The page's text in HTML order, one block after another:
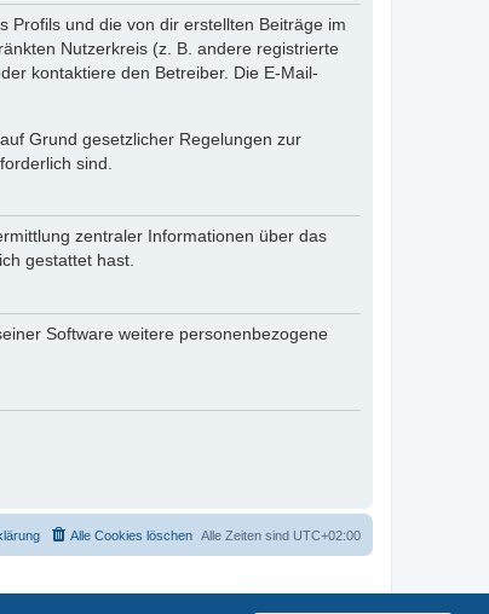
Profils und die von dir erstellten Beiträge im
Nutzerkreis (z. B. andere registrierte
kontaktiere den Betreiber. Die E-Mail-
Grund gesetzlicher Regelungen zur
sind.
zentraler Informationen über das
gestattet hast.
Software weitere personenbezogene
Alle Zeiten sind UTC+02:00
Alle Cookies löschen